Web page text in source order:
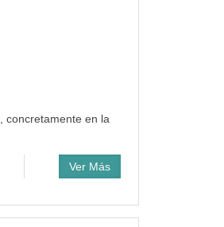
, concretamente en la
Ver Más